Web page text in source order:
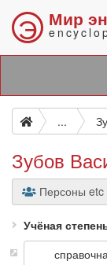
Э Мир
...
Зубов
Персоны etc
Учёная